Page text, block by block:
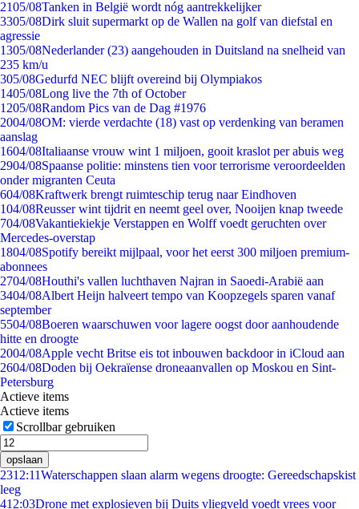
2105/08Tanken in België wordt nóg aantrekkelijker
3305/08Dirk sluit supermarkt op de Wallen na golf van diefstal en
agressie
1305/08Nederlander (23) aangehouden in Duitsland na snelheid van
235 km/u
305/08Gedurfd NEC blijft overeind bij Olympiakos
1405/08Long live the 7th of October
1205/08Random Pics van de Dag #1976
2004/08OM: vierde verdachte (18) vast op verdenking van beramen
aanslag
1604/08Italiaanse vrouw wint 1 miljoen, gooit kraslot per abuis weg
2904/08Spaanse politie: minstens tien voor terrorisme veroordeelden
onder migranten Ceuta
604/08Kraftwerk brengt ruimteschip terug naar Eindhoven
104/08Reusser wint tijdrit en neemt geel over, Nooijen knap tweede
704/08Vakantiekiekje Verstappen en Wolff voedt geruchten over
Mercedes-overstap
1804/08Spotify bereikt mijlpaal, voor het eerst 300 miljoen premium-
abonnees
2704/08Houthi's vallen luchthaven Najran in Saoedi-Arabië aan
3404/08Albert Heijn halveert tempo van Koopzegels sparen vanaf
september
5504/08Boeren waarschuwen voor lagere oogst door aanhoudende
hitte en droogte
2004/08Apple vecht Britse eis tot inbouwen backdoor in iCloud aan
2604/08Doden bij Oekraïense droneaanvallen op Moskou en Sint-
Petersburg
Actieve items
Actieve items
Scrollbar gebruiken
opslaan
2312:11Waterschappen slaan alarm wegens droogte: Gereedschapskist
leeg
412:03Drone met explosieven bij Duits vliegveld voedt vrees voor